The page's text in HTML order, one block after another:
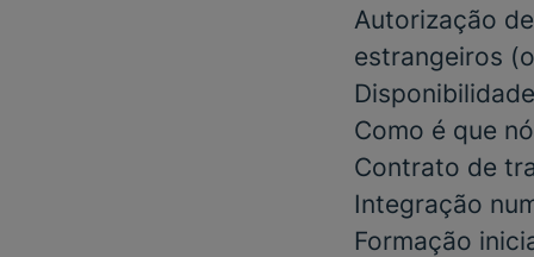
Autorização
estrangeiros
Como é que
Contrato de
Integração
Formação